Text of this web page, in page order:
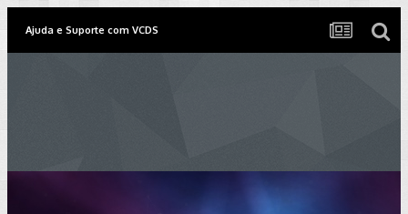
Ajuda e Suporte com VCDS